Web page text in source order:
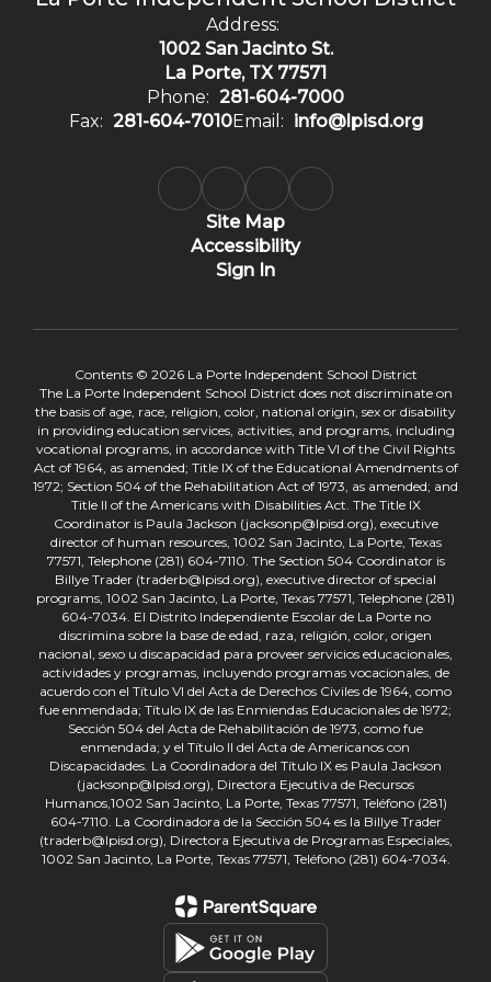
Address:
1002 San Jacinto St.
La Porte, TX 77571
Phone: 281-604-7000
Fax: 281-604-7010Email: info@lpisd.org
Site Map
Accessibility
Sign In
Contents © 2026 La Porte Independent School District
The La Porte Independent School District does not discriminate on
the basis of age, race, religion, color, national origin, sex or disability
in providing education services, activities, and programs, including
vocational programs, in accordance with Title VI of the Civil Rights
Act of 1964, as amended; Title IX of the Educational Amendments of
1972; Section 504 of the Rehabilitation Act of 1973, as amended; and
Title II of the Americans with Disabilities Act. The Title IX
Coordinator is Paula Jackson (jacksonp@lpisd.org), executive
director of human resources, 1002 San Jacinto, La Porte, Texas
77571, Telephone (281) 604-7110. The Section 504 Coordinator is
Billye Trader (traderb@lpisd.org), executive director of special
programs, 1002 San Jacinto, La Porte, Texas 77571, Telephone (281)
604-7034. El Distrito Independiente Escolar de La Porte no
discrimina sobre la base de edad, raza, religión, color, origen
nacional, sexo u discapacidad para proveer servicios educacionales,
actividades y programas, incluyendo programas vocacionales, de
acuerdo con el Título VI del Acta de Derechos Civiles de 1964, como
fue enmendada; Título IX de las Enmiendas Educacionales de 1972;
Sección 504 del Acta de Rehabilitación de 1973, como fue
enmendada; y el Título II del Acta de Americanos con
Discapacidades. La Coordinadora del Título IX es Paula Jackson
(jacksonp@lpisd.org), Directora Ejecutiva de Recursos
Humanos,1002 San Jacinto, La Porte, Texas 77571, Teléfono (281)
604-7110. La Coordinadora de la Sección 504 es la Billye Trader
(traderb@lpisd.org), Directora Ejecutiva de Programas Especiales,
1002 San Jacinto, La Porte, Texas 77571, Teléfono (281) 604-7034.